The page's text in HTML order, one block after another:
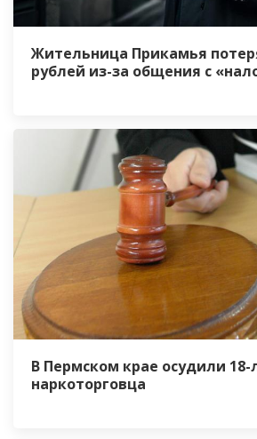
Жительница Прикамья
рублей из-за общения с
В Пермском крае осудили 18-
наркоторговца